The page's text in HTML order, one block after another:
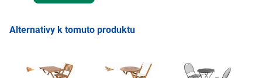
Alternativy k tomuto produktu